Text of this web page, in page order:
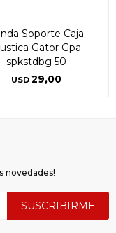
Soporte Caja
Gator Gpa-
spkstdbg 50
USD 29,00
novedades!
SUSCRIBIRME